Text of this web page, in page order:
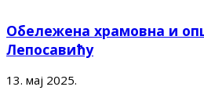
Обележена храмовна и
Лепосавићу
13. мај 2025.